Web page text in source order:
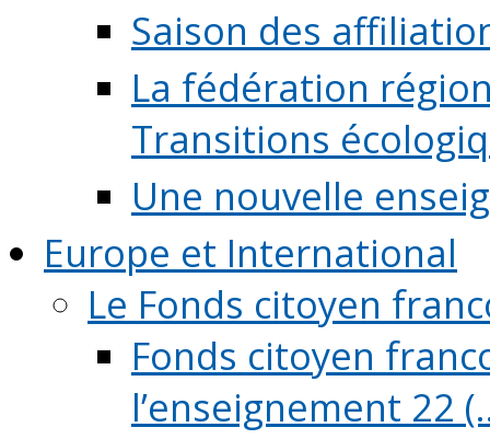
Saison des
La fédération
Transitions
Une nouvelle
Europe et International
Le Fonds citoyen
Fonds citoyen
l’enseignement 22